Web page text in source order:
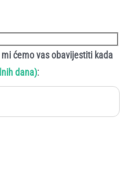
ćemo vas obavijestiti kada
dana):